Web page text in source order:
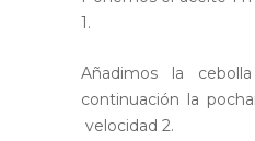
1.
Añadimos la
continuación la
velocidad 2.